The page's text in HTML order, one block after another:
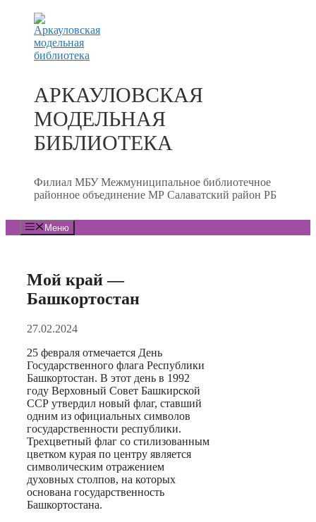
Перейти
содержимому
АРКАУЛОВСКАЯ
МОДЕЛЬНАЯ
БИБЛИОТЕКА
Филиал МБУ Межмуниципальное библиотечное
районное объединение МР Салаватский район РБ
Меню
Мой край —
Башкортостан
27.02.2024
25 февраля отмечается День
Государственного флага Республики
Башкортостан. В этот день в 1992
году Верховный Совет Башкирской
ССР утвердил новый флаг, ставший
одним из официальных символов
государственности республики.
Трехцветный флаг со стилизованным
цветком курая по центру является
символическим отражением
духовных столпов, на которых
основана государственность
Башкортостана.